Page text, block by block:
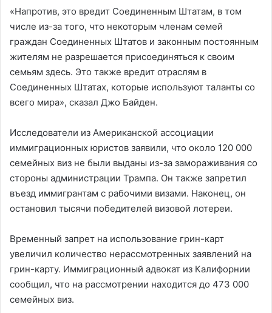
«Напротив, это вредит Соединенным Штатам, в том
числе из-за того, что некоторым членам семей
граждан Соединенных Штатов и законным постоянным
жителям не разрешается присоединяться к своим
семьям здесь. Это также вредит отраслям в
Соединенных Штатах, которые используют таланты со
всего мира», сказал Джо Байден.
Исследователи из Американской ассоциации
иммиграционных юристов заявили, что около 120 000
семейных виз не были выданы из-за замораживания со
стороны администрации Трампа. Он также запретил
въезд иммигрантам с рабочими визами. Наконец, он
остановил тысячи победителей визовой лотереи.
Временный запрет на использование грин-карт
увеличил количество нерассмотренных заявлений на
грин-карту. Иммиграционный адвокат из Калифорнии
сообщил, что на рассмотрении находится до 473 000
семейных виз.